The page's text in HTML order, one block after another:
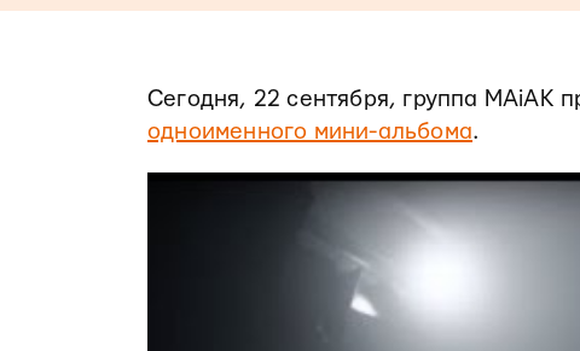
Сегодня, 22 сентября, группа MAiAK
одноименного мини-альбома.